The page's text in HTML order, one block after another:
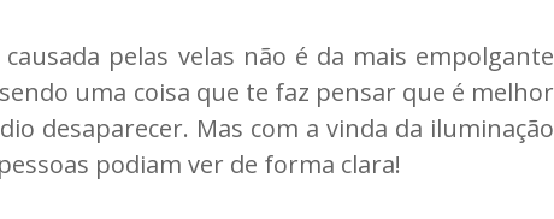
pelas velas não é da mais empolgante
uma coisa que te faz pensar que é melhor
desaparecer. Mas com a vinda da iluminação
podiam ver de forma clara!